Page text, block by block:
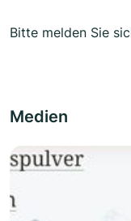
Bitte melden Sie
Medien